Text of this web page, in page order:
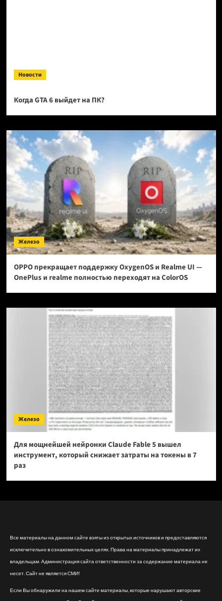
Новости
Когда GTA 6 выйдет на ПК?
Железо
OPPO прекращает поддержку OxygenOS и Realme UI —
OnePlus и realme полностью переходят на ColorOS
Железо
Для мощнейшей нейронки Claude Fable 5 вышел
инструмент, который снижает затраты на токены в 7
раз
Все материалы на данном сайте взяты из открытых источников и предоставляются
исключительно в ознакомительных целях. Права на материалы принадлежат их
владельцам. Администрация сайта ответственности за содержание материала не
несет. Сайт не является СМИ!
Если Вы обнаружили на нашем сайте материалы, которые нарушают авторские